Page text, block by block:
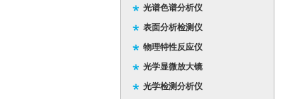
光谱色谱分析仪
表面分析检测仪
物理特性反应仪
光学显微放大镜
光学检测分析仪